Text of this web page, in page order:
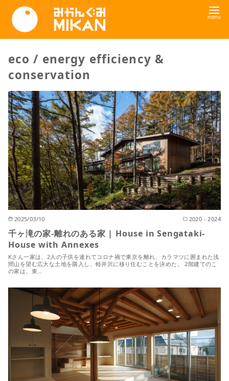
eco / energy efficiency &
conservation
2025/03/10 2020 - 2024
千ヶ滝の家-離れのある家 | House in Sengataki-
House with Annexes
Kさん一家は、2人の子供を連れてコロナ禍で東京を離れ、カラマツに囲まれた浅
間山を望む広大な土地を購入し、軽井沢に移り住むことを決めた。 2階建てのこ
の家は、東…